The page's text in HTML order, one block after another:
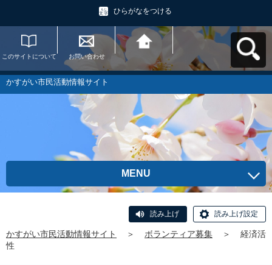
ひらがなをつける
このサイトについて お問い合わせ
かすがい市民活動情
報サイトへ戻る
かすがい市民活動情報サイト
MENU
読み上げ 読み上げ設定
かすがい市民活動情報サイト ＞ ボランティア募集 ＞
経済活
性